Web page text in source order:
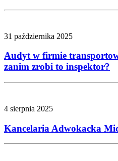
31 października 2025
Audyt w firmie
zanim zrobi to inspektor?
4 sierpnia 2025
Kancelaria Adwokacka